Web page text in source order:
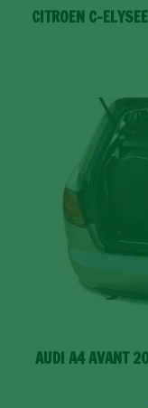
CITROEN C-
AUDI A4 AVANT